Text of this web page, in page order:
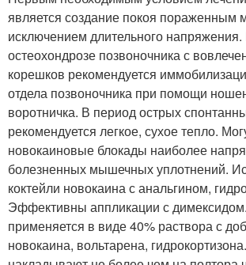
является создание покоя
исключением длительного
остеохондрозе позвоночника с
корешков рекомендуется
отдела позвоночника при помощи
воротничка. В период острых
рекомендуется легкое, сухое тепло.
новокаиновые блокады наиболее
болезненных мышечных уплотнений.
коктейли новокаина с анальгином,
Эффективны аппликации с
применяется в виде 40% раствора с
новокаина, вольтарена,